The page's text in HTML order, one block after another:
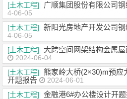
[土木工程]
广顺集团股份有限公司
4-06-05
[土木工程]
新阳光房地产开发公司
4-06-05
[土木工程]
大跨空间网架结构金属
2024-06-04
[土木工程]
熊家岭大桥(2×30)m预应
开题报告
2024-06-01
[土木工程]
金融港6#办公楼设计开